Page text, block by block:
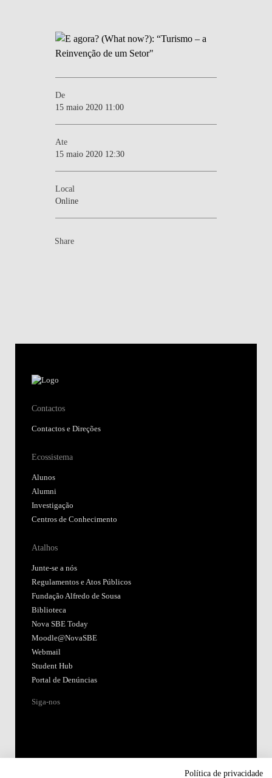
De
15 maio 2020 11:00
Ate
15 maio 2020 12:30
Local
Online
Share
Contactos
Contactos e Direções
Ecossistema
Alunos
Alumni
Investigação
Centros de Conhecimento
Atalhos
Junte-se a nós
Regulamentos e Atos Públicos
Fundação Alfredo de Sousa
Biblioteca
Nova SBE Today
Moodle@NovaSBE
Webmail
Student Hub
Portal de Denúncias
Siga-nos
Política de privacidade